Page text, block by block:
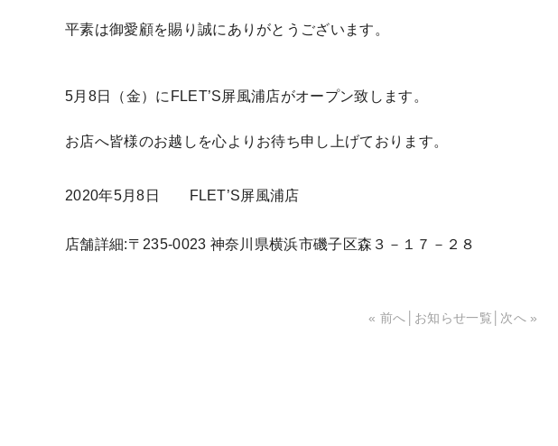
平素は御愛顧を賜り誠にありがとうございます。
5月8日（金）にFLET’S屏風浦店がオープン致します。
お店へ皆様のお越しを心よりお待ち申し上げております。
2020年5月8日 FLET’S屏風浦店
店舗詳細:〒235-0023 神奈川県横浜市磯子区森３－１７－２８
« 前へ お知らせ一覧 次へ »